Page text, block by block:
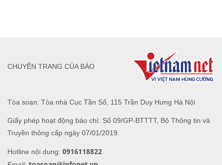
Tòa soạn: Tòa nhà Cục Tần Số, 115 Trần Duy Hưng Hà Nội
Giấy phép hoạt động báo chí: Số 09/GP-BTTTT, Bộ Thông tin và
Truyền thông cấp ngày 07/01/2019.
Hotline nội dung: 0916118822
CHUYÊN TRANG CỦA BÁO